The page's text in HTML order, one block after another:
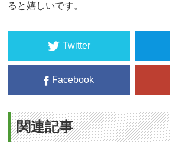
ると嬉しいです。
Twitter
Facebook
関連記事